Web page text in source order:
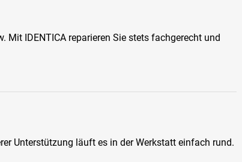
Mit IDENTICA reparieren Sie stets fachgerecht und
Unterstützung läuft es in der Werkstatt einfach rund.